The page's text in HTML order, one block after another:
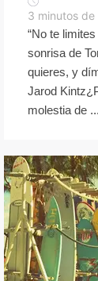
3 minutos de
“No te
sonrisa de
quieres, y
Jarod
molestia de ...